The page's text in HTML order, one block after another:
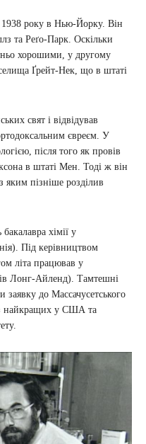
1938 року в Нью-Йорку. Він
та Реґо-Парк. Оскільки
хорошими, у другому
Ґрейт-Нек, що в штаті
свят і відвідував
євреєм. У
після того як провів
в штаті Мен. Тоді ж він
пізніше розділив
хімії у
Під керівництвом
літа працював у
Лонг-Айленд). Тамтешні
до Массачусетського
з найкращих у США та